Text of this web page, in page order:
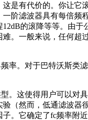
这是有代价的。你让它
阶滤波器具有每倍频
12dB的滚降等等。由于
难。一般来说，任何超
率。对于巴特沃斯类
。这使得用户可以对
（然而，低通滤波器
子。它确定了fc频率附